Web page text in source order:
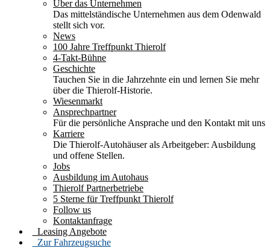
Über das Unternehmen
Das mittelständische Unternehmen aus dem Odenwald
stellt sich vor.
News
100 Jahre Treffpunkt Thierolf
4-Takt-Bühne
Geschichte
Tauchen Sie in die Jahrzehnte ein und lernen Sie mehr
über die Thierolf-Historie.
Wiesenmarkt
Ansprechpartner
Für die persönliche Ansprache und den Kontakt mit uns
Karriere
Die Thierolf-Autohäuser als Arbeitgeber: Ausbildung
und offene Stellen.
Jobs
Ausbildung im Autohaus
Thierolf Partnerbetriebe
5 Sterne für Treffpunkt Thierolf
Follow us
Kontaktanfrage
Leasing Angebote
Zur Fahrzeugsuche